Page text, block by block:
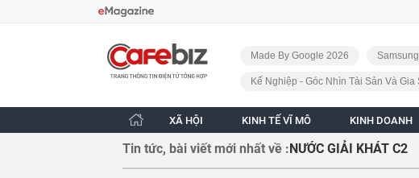
CafeBiz - Trang chủ
Made By Google 2026
Kế Nghiệp - Góc Nhìn Tài Sản Và Gia
XÃ HỘI KINH TẾ VĨ MÔ KINH DOANH
Tin tức, bài viết mới nhất về :NƯỚC GIẢI KHÁT C2